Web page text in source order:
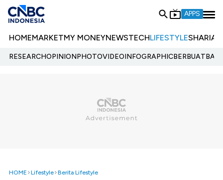
APPS
HOMEMARKETMY MONEYNEWSTECHLIFESTYLESHARIA
RESEARCHOPINIONPHOTOVIDEOINFOGRAPHIC
HOME Lifestyle Berita Lifestyle